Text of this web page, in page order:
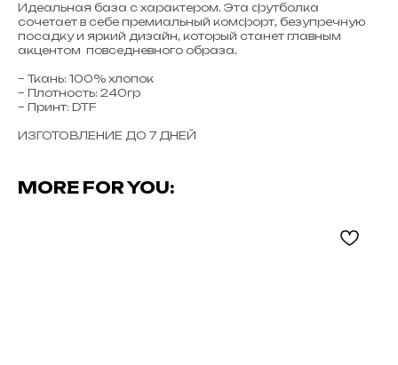
Идеальная база с характером. Эта футболка
сочетает в себе премиальный комфорт, безупречную
посадку и яркий дизайн, который станет главным
акцентом повседневного образа.
– Ткань: 100% хлопок
– Плотность: 240гр
– Принт: DTF
ИЗГОТОВЛЕНИЕ ДО 7 ДНЕЙ
MORE FOR YOU: